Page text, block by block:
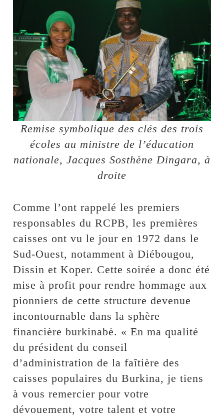
Remise symbolique des clés des trois
écoles au ministre de l’éducation
nationale, Jacques Sosthène Dingara, à
droite
Comme l’ont rappelé les premiers
responsables du RCPB, les premières
caisses ont vu le jour en 1972 dans le
Sud-Ouest, notamment à Diébougou,
Dissin et Koper. Cette soirée a donc été
mise à profit pour rendre hommage aux
pionniers de cette structure devenue
incontournable dans la sphère
financière burkinabè. « En ma qualité
du président du conseil
d’administration de la faîtière des
caisses populaires du Burkina, je tiens
à vous remercier pour votre
dévouement, votre talent et votre